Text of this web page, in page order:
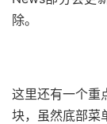
除。
这里还有一个重
块，虽然底部菜